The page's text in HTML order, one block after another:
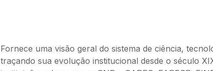
Fornece uma visão geral do sistema de ciência,
traçando sua evolução institucional desde o século